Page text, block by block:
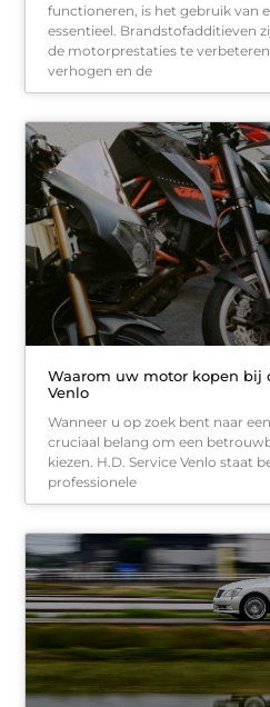
functioneren, is het gebruik van
essentieel. Brandstofadditieven
de motorprestaties te
verhogen en de
Waarom uw motor kopen bij
Venlo
Wanneer u op zoek bent naar
cruciaal belang om een
kiezen. H.D. Service Venlo staat
professionele